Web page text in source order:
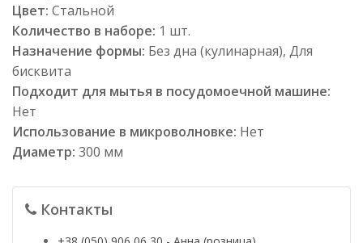
Цвет: Стальной
Количество в наборе: 1 шт.
Назначение формы: Без дна (кулинарная), Для
бисквита
Подходит для мытья в посудомоечной машине:
Нет
Использование в микроволновке: Нет
Диаметр: 300 мм
Контакты